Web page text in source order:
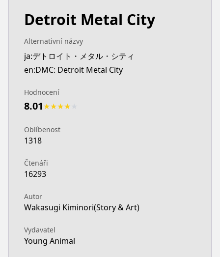
Detroit Metal City
Alternativní názvy
ja:デトロイト・メタル・シティ
en:DMC: Detroit Metal City
Hodnocení
8.01★★★★
Oblíbenost
1318
Čtenáři
16293
Autor
Wakasugi Kiminori(Story & Art)
Vydavatel
Young Animal